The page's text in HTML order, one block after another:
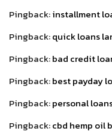
Pingback:installment
Pingback:quick loans
Pingback:bad credit
Pingback:best payday
Pingback:personal
Pingback:cbd hemp oil